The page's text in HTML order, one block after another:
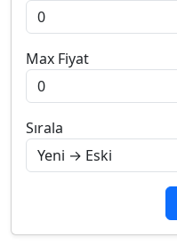
Max Fiyat
Sırala